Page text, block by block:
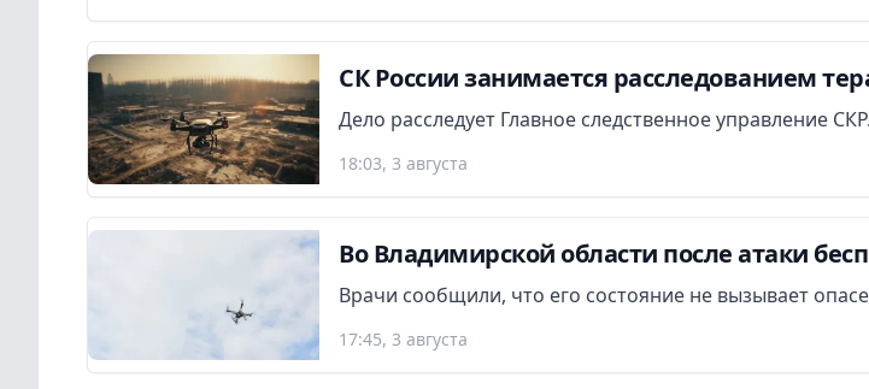
СК России занимается расследованием
Дело расследует Главное следственное управление СКР.
18:03, 3 августа
Во Владимирской области после атаки
Врачи сообщили, что его состояние не вызывает
17:45, 3 августа